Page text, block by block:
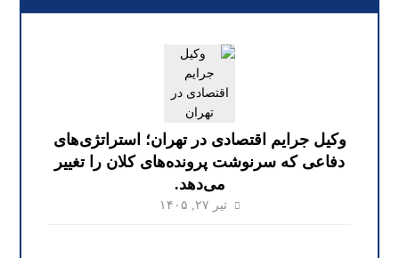
وکیل جرایم اقتصادی در تهران؛ استراتژی‌های
دفاعی که سرنوشت پرونده‌های کلان را تغییر
می‌دهد.
تیر ۲۷, ۱۴۰۵